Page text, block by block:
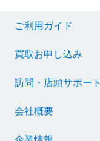
ご利用ガイド
買取お申し込み
訪問・店頭サポート
会社概要